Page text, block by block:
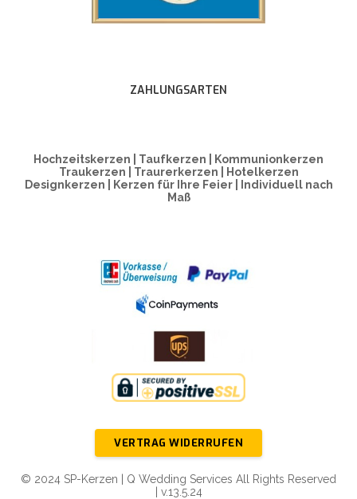
ZAHLUNGSARTEN
Hochzeitskerzen | Taufkerzen | Kommunionkerzen
Traukerzen | Traurerkerzen | Hotelkerzen
Designkerzen | Kerzen für Ihre Feier | Individuell nach
Maß
VERTRAG WIDERRUFEN
© 2024 SP-Kerzen | Q Wedding Services All Rights Reserved
| v.13.5.24